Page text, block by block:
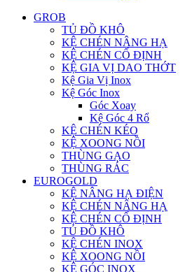
GROB
TỦ ĐỒ KHÔ
KỆ CHÉN NÂNG HẠ
KỆ CHÉN CỐ ĐỊNH
KỆ GIA VỊ DAO THỚT
Kệ Gia Vị Inox
Kệ Góc Inox
Góc Xoay
Kệ Góc 4 Rổ
KỆ CHÉN KÉO
KỆ XOONG NỒI
THÙNG GẠO
THÙNG RÁC
EUROGOLD
KỆ NÂNG HẠ ĐIỆN
KỆ CHÉN NÂNG HẠ
KỆ CHÉN CỐ ĐỊNH
TỦ ĐỒ KHÔ
KỆ CHÉN INOX
KỆ XOONG NỒI
KỆ GÓC INOX